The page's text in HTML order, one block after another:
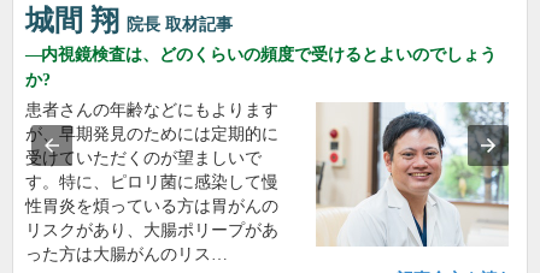
城間 翔 院長 取材記事
内視鏡検査は、どのくらいの頻度で受けるとよいのでしょう
か?
患者さんの年齢などにもよります
が、早期発見のためには定期的に
受けていただくのが望ましいで
す。特に、ピロリ菌に感染して慢
性胃炎を煩っている方は胃がんの
リスクがあり、大腸ポリープがあ
った方は大腸がんのリス…